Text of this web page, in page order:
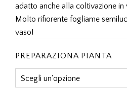
adatto anche alla coltivazione in
Molto rifiorente fogliame
vaso!
PREPARAZIONA PIANTA